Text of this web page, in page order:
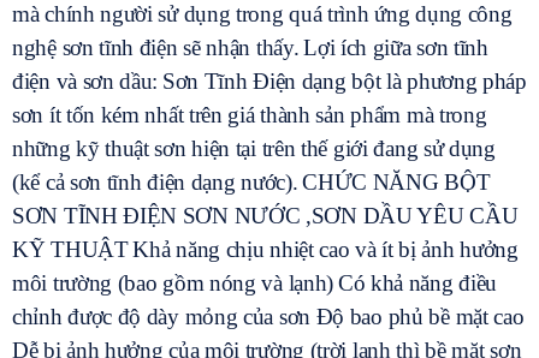
mà chính người sử dụng trong quá trình ứng dụng công
nghệ sơn tĩnh điện sẽ nhận thấy.Lợi ích giữa sơn tĩnh
điện và sơn dầu: Sơn Tĩnh Điện dạng bột là phương pháp
sơn ít tốn kém nhất trên giá thành sản phẩm mà trong
những kỹ thuật sơn hiện tại trên thế giới đang sử dụng
(kể cả sơn tĩnh điện dạng nước).CHỨC NĂNG BỘT
SƠN TĨNH ĐIỆN SƠN NƯỚC ,SƠN DẦU YÊU CẦU
KỸ THUẬTKhả năng chịu nhiệt cao và ít bị ảnh hưởng
môi trường (bao gồm nóng và lạnh)Có khả năng điều
chỉnh được độ dày mỏng của sơn Độ bao phủ bề mặt cao
Dễ bị ảnh hưởng của môi trường (trời lạnh thì bề mặt sơn